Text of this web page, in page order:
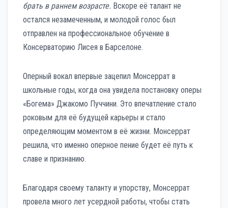
брать в раннем возрасте. Вскоре её талант не
остался незамеченным, и молодой голос был
отправлен на профессиональное обучение в
Консерваторию Лисея в Барселоне.
Оперный вокал впервые зацепил Монсеррат в
школьные годы, когда она увидела постановку оперы
«Богема» Джакомо Пуччини. Это впечатление стало
роковым для её будущей карьеры и стало
определяющим моментом в её жизни. Монсеррат
решила, что именно оперное пение будет её путь к
славе и признанию.
Благодаря своему таланту и упорству, Монсеррат
провела много лет усердной работы, чтобы стать